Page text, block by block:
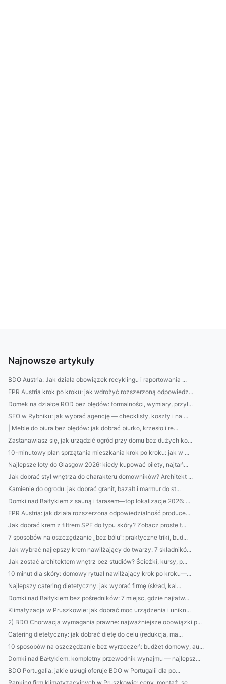
Najnowsze artykuły
BDO Austria: Jak działa obowiązek recyklingu i raportowania ...
EPR Austria krok po kroku: jak wdrożyć rozszerzoną odpowiedz...
Domek na działce ROD bez błędów: formalności, wymiary, przył...
SEO w Rybniku: jak wybrać agencję — checklisty, koszty i na ...
| Meble do biura bez błędów: jak dobrać biurko, krzesło i re...
Zastanawiasz się, jak urządzić ogród przy domu bez dużych ko...
10-minutowy plan sprzątania mieszkania krok po kroku: jak w ...
Najlepsze loty do Glasgow 2026: kiedy kupować bilety, najtań...
Jak dobrać styl wnętrza do charakteru domowników? Architekt ...
Kamienie do ogrodu: jak dobrać granit, bazalt i marmur do st...
Domki nad Bałtykiem z sauną i tarasem—top lokalizacje 2026: ...
EPR Austria: jak działa rozszerzona odpowiedzialność produce...
Jak dobrać krem z filtrem SPF do typu skóry? Zobacz proste t...
7 sposobów na oszczędzanie „bez bólu”: praktyczne triki, bud...
Jak wybrać najlepszy krem nawilżający do twarzy: 7 składnikó...
Jak zostać architektem wnętrz bez studiów? Ścieżki, kursy, p...
10 minut dla skóry: domowy rytuał nawilżający krok po kroku—...
Najlepszy catering dietetyczny: jak wybrać firmę (skład, kal...
Domki nad Bałtykiem bez pośredników: 7 miejsc, gdzie najłatw...
Klimatyzacja w Pruszkowie: jak dobrać moc urządzenia i unikn...
2) BDO Chorwacja wymagania prawne: najważniejsze obowiązki p...
Catering dietetyczny: jak dobrać dietę do celu (redukcja, ma...
10 sposobów na oszczędzanie bez wyrzeczeń: budżet domowy, au...
Domki nad Bałtykiem: kompletny przewodnik wynajmu — najlepsz...
BDO Portugalia: jakie usługi oferuje BDO w Portugalii dla po...